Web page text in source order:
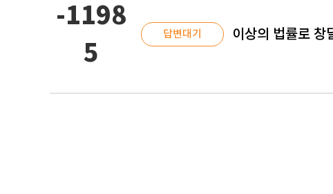
-1198
5
답변대기 이상의 법률로 창